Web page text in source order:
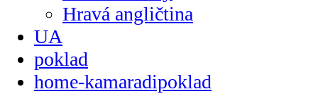
Hravá angličtina
UA
poklad
home-kamaradipoklad